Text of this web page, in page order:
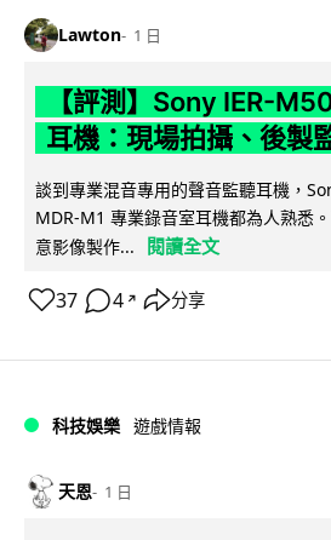
Lawton 1 日
【評測】Sony IER-
耳機：現場拍攝、後製
談到專業混音專用的聲音監聽耳機，
MDR-M1 專業錄音室耳機都為人熟悉
意影像製作...
閱讀全文
37 4 ↗ 分享
科技娛樂 遊戲情報
天恩 1 日